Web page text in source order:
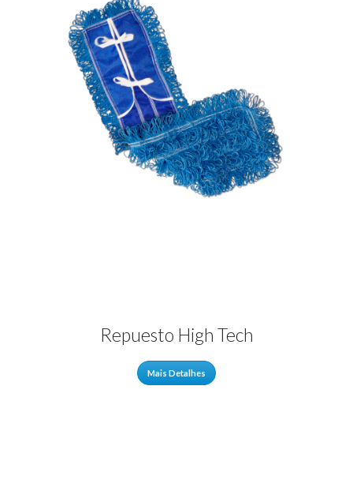
Repuesto High Tech
Mais Detalhes